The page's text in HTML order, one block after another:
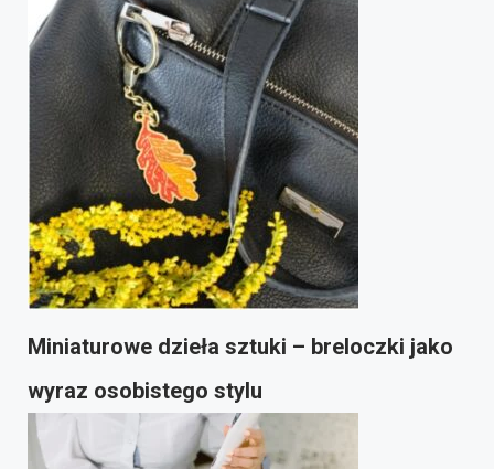
Miniaturowe dzieła sztuki – breloczki jako
wyraz osobistego stylu